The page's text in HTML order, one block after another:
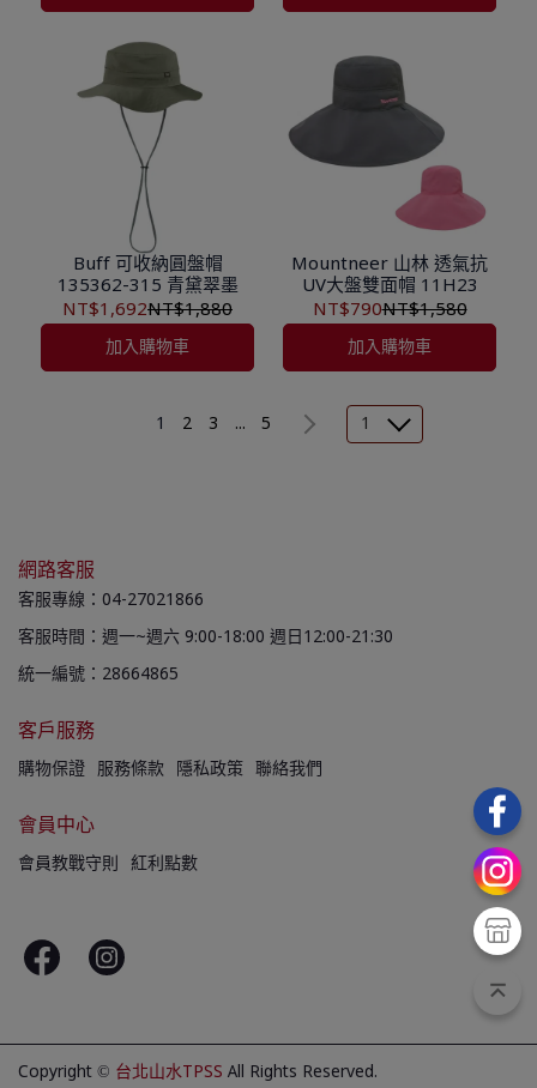
Buff 可收納圓盤帽
135362-315 青黛翠墨
NT$1,692NT$1,880
加入購物車
Mountneer 山林 透氣抗
UV大盤雙面帽 11H23
NT$790NT$1,580
加入購物車
1 2 3 ... 5 1
網路客服
客服專線：04-27021866
客服時間：週一~週六 9:00-18:00 週日12:00-21:30
統一編號：28664865
客戶服務
購物保證 服務條款 隱私政策 聯絡我們
會員中心
會員教戰守則 紅利點數
Copyright © 台北山水TPSS All Rights Reserved.